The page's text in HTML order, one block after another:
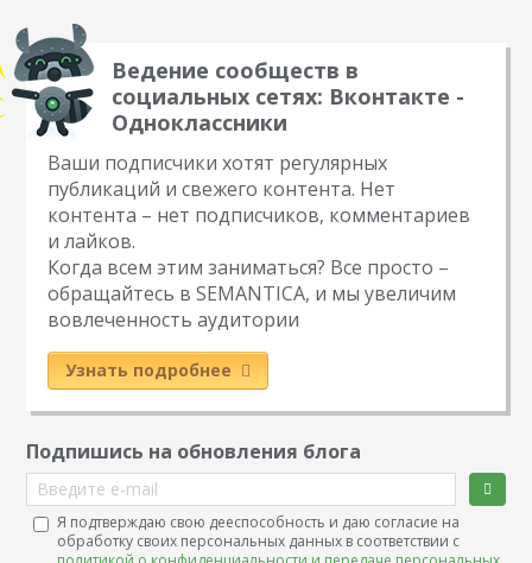
Ведение сообществ в
социальных сетях: Вконтакте -
Одноклассники
Ваши подписчики хотят регулярных
публикаций и свежего контента. Нет
контента – нет подписчиков, комментариев
и лайков.
Когда всем этим заниматься? Все просто –
обращайтесь в SEMANTICA, и мы увеличим
вовлеченность аудитории
Узнать подробнее
Подпишись на обновления блога
Введите e-mail
Я подтверждаю свою дееспособность и даю согласие на
обработку своих персональных данных в соответствии с